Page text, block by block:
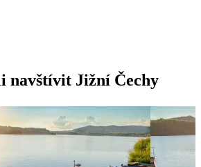
navštívit Jižní Čechy